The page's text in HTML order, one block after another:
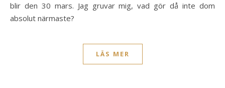
blir den 30 mars. Jag gruvar mig, vad gör då inte dom
absolut närmaste?
LÄS MER